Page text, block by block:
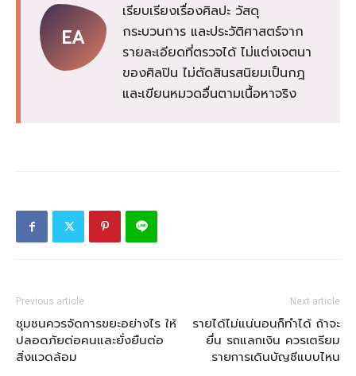
EA
เรียบเรียงเรื่องศิลปะ วัสดุ
กระบวนการ และประวัติศาสตร์จาก
รายละเอียดที่ตรวจได้ ไม่แต่งเจตนา
ของศิลปิน ไม่ตัดสินรสนิยมเป็นกฎ
และเขียนหมวดอื่นตามเนื้อหาจริง
Previous article
ชุมชนควรจัดการขยะอย่างไร ให้
ปลอดภัยต่อคนและยั่งยืนต่อ
สิ่งแวดล้อม
Next article
รายได้ไม่แน่นอนก็ทำได้ ถ้าจะ
ยื่น รถแลกเงิน ควรเตรียม
รายการเดินบัญชีแบบไหน